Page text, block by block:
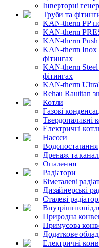
Інверторні
Труби та
KAN-therm PP
KAN-therm
KAN-therm
KAN-therm Inox
фітингах
KAN-therm Steel
фітингах
KAN-therm
Rehau Rautitan
Котли
Газові
Твердопаливні
Електричні
Насоси
Водопостачання
Дренаж та
Опалення
Радіатори
Біметалеві
Дизайнерські
Сталеві
Природна
Примусова
Додаткове
Електричні